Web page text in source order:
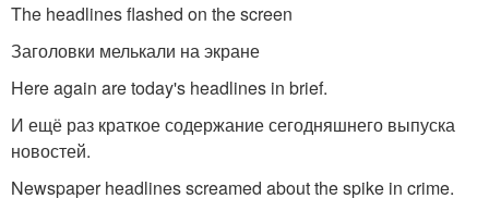
The headlines flashed on the screen
Заголовки мелькали на экране
Here again are today's headlines in brief.
И ещё раз краткое содержание сегодняшнего выпуска
новостей.
Newspaper headlines screamed about the spike in crime.